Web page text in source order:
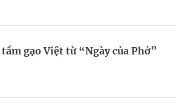
gạo Việt từ “Ngày của Phở”
marketing” tiền tỷ